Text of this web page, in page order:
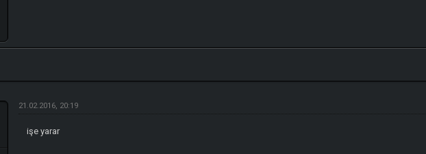
21.02.2016, 20:19
işe yarar